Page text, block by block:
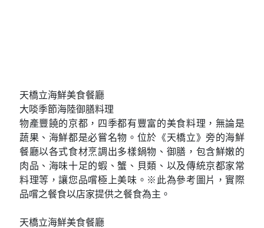
天橋立海鮮美食餐廳
大啖季節海陸御膳料理
物產豐饒的京都，四季都有豐富的美食料理，無論是
蔬果、海鮮都是必嘗名物。位於《天橋立》旁的海鮮
餐廳以各式食材烹調出多樣鍋物、御膳，包含鮮嫩的
肉品、海味十足的蝦、蟹、貝類、以及傳統京都家常
料理等，讓您品嚐極上美味。※此為參考圖片，實際
品嚐之餐食以店家提供之餐食為主。
天橋立海鮮美食餐廳